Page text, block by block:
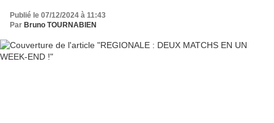
Publié le 07/12/2024 à 11:43
Par Bruno TOURNABIEN